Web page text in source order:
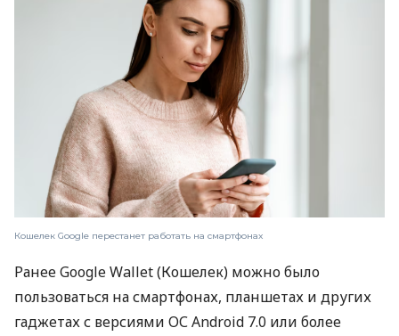
Кошелек Google перестанет работать на смартфонах
Ранее Google Wallet (Кошелек) можно было
пользоваться на смартфонах, планшетах и ​​других
гаджетах с версиями ОС Android 7.0 или более